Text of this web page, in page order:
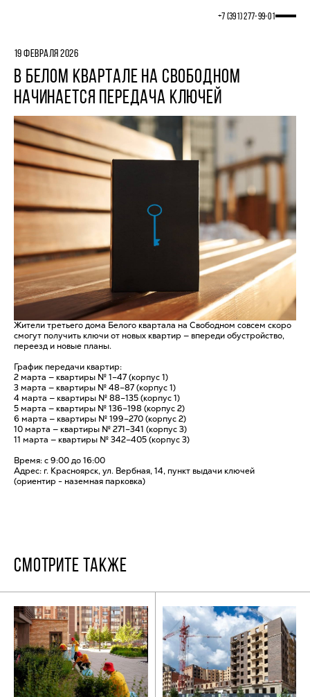
+7 (391) 277‒99‒01
19 ФЕВРАЛЯ 2026
В БЕЛОМ КВАРТАЛЕ НА СВОБОДНОМ
НАЧИНАЕТСЯ ПЕРЕДАЧА КЛЮЧЕЙ
Жители третьего дома Белого квартала на Свободном совсем скоро
смогут получить ключи от новых квартир — впереди обустройство,
переезд и новые планы.
График передачи квартир:
2 марта — квартиры № 1–47 (корпус 1)
3 марта — квартиры № 48–87 (корпус 1)
4 марта — квартиры № 88–135 (корпус 1)
5 марта — квартиры № 136–198 (корпус 2)
6 марта — квартиры № 199–270 (корпус 2)
10 марта — квартиры № 271–341 (корпус 3)
11 марта — квартиры № 342–405 (корпус 3)
Время: с 9:00 до 16:00
Адрес: г. Красноярск, ул. Вербная, 14, пункт выдачи ключей
(ориентир - наземная парковка)
СМОТРИТЕ ТАКЖЕ